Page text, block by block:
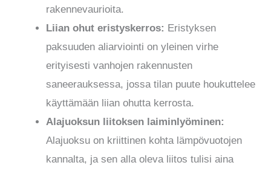
rakennevaurioita.
Liian ohut eristyskerros: Eristyksen
paksuuden aliarviointi on yleinen virhe
erityisesti vanhojen rakennusten
saneerauksessa, jossa tilan puute houkuttelee
käyttämään liian ohutta kerrosta.
Alajuoksun liitoksen laiminlyöminen:
Alajuoksu on kriittinen kohta lämpövuotojen
kannalta, ja sen alla oleva liitos tulisi aina